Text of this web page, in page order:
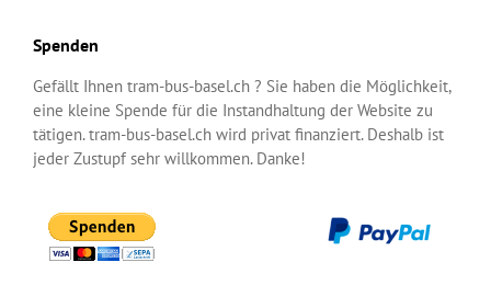
Spenden
Gefällt Ihnen tram-bus-basel.ch ? Sie haben die Möglichkeit,
eine kleine Spende für die Instandhaltung der Website zu
tätigen. tram-bus-basel.ch wird privat finanziert. Deshalb ist
jeder Zustupf sehr willkommen. Danke!